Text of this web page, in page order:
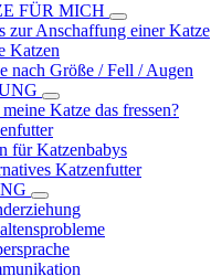
FÜR MICH
zur Anschaffung einer Katze
Katzen
nach Größe / Fell / Augen
Katze das fressen?
für Katzenbabys
Katzenfutter